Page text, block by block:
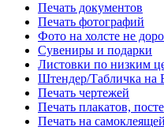
Печать документов
Печать фотографий
Фото на холсте не
Сувениры и подарки
Листовки по низким
Штендер/Табличка на
Печать чертежей
Печать плакатов,
Печать на